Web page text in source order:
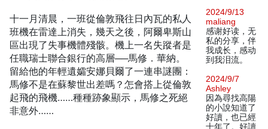
十一月清晨，一班從倫敦飛往日內瓦的私人
班機在雷達上消失，幾天之後，阿爾卑斯山
區出現了失事機體殘骸。機上一名失蹤者是
任職瑞士聯合銀行的高層──馬修．華納。
留給他的年輕遺孀安娜貝爾了一連串謎團：
馬修不是在蘇黎世出差嗎？怎會搭上從倫敦
起飛的飛機……種種跡象顯示，馬修之死絕
非意外……
2024/9/13
maliang
感谢好读，无
私的分享，伴
我成长，感动
到我泪流。
2024/9/7
Ashley
因為尋找高陽
的小說知道了
好讀，也已經
十年了。好讀